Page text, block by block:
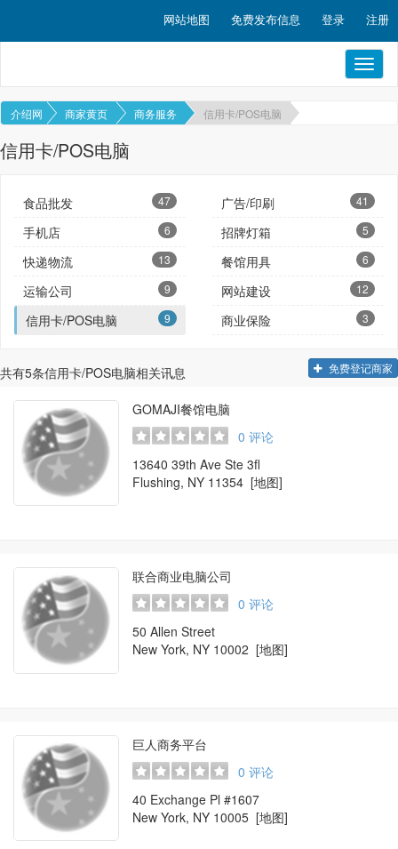
网站地图 免费发布信息 登录 注册
介绍网 商家黄页 商务服务 信用卡/POS电脑
信用卡/POS电脑
食品批发 47 广告/印刷 41
手机店 6 招牌灯箱 5
快递物流 13 餐馆用具 6
运输公司 9 网站建设 12
信用卡/POS电脑 9 商业保险 3
共有5条信用卡/POS电脑相关讯息 免费登记商家
GOMAJI餐馆电脑
0 评论
13640 39th Ave Ste 3fl
Flushing, NY 11354 [地图]
联合商业电脑公司
0 评论
50 Allen Street
New York, NY 10002 [地图]
巨人商务平台
0 评论
40 Exchange Pl #1607
New York, NY 10005 [地图]